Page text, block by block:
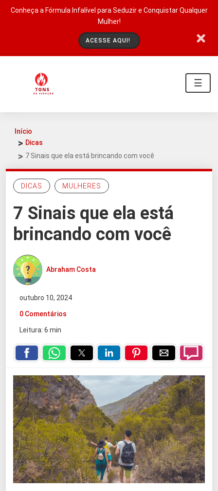
Conheça a Fórmula Infalível para Seduzir e Conquistar Qualquer
Mulher!
ACESSE AQUI!
☰
Início
Dicas
7 Sinais que ela está brincando com você
DICAS MULHERES
7 Sinais que ela está
brincando com você
Abraham Costa
outubro 10, 2024
0 Comentários
Leitura: 6 min